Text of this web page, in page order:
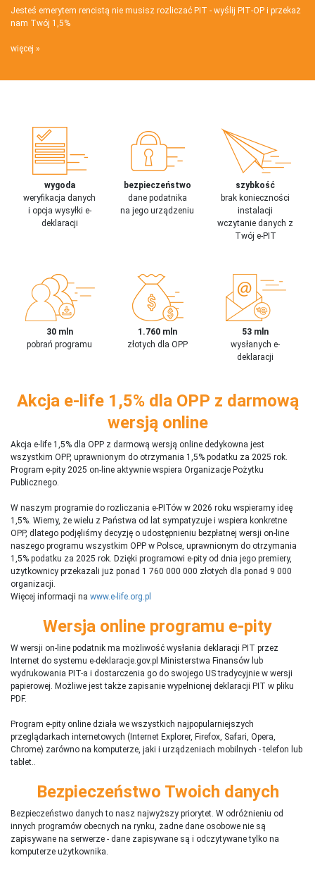
Jesteś emerytem rencistą nie musisz rozliczać PIT - wyślij PIT‑OP i przekaż
nam Twój 1,5%
więcej
wygoda
weryfikacja danych
i opcja wysyłki e-
deklaracji
bezpieczeństwo
dane podatnika
na jego urządzeniu
szybkość
brak konieczności
instalacji
wczytanie danych z
Twój e-PIT
30 mln
pobrań programu
1.760 mln
złotych dla OPP
53 mln
wysłanych e-
deklaracji
Akcja e-life 1,5% dla OPP z darmową
wersją online
Akcja e-life 1,5% dla OPP z darmową wersją online dedykowna jest
wszystkim OPP, uprawnionym do otrzymania 1,5% podatku za 2025 rok.
Program e-pity 2025 on-line aktywnie wspiera Organizacje Pożytku
Publicznego.
W naszym programie do rozliczania e-PITów w 2026 roku wspieramy ideę
1,5%. Wiemy, że wielu z Państwa od lat sympatyzuje i wspiera konkretne
OPP, dlatego podjęliśmy decyzję o udostępnieniu bezpłatnej wersji on-line
naszego programu wszystkim OPP w Polsce, uprawnionym do otrzymania
1,5% podatku za 2025 rok. Dzięki programowi e-pity od dnia jego premiery,
użytkownicy przekazali już ponad 1 760 000 000 złotych dla ponad 9 000
organizacji.
Więcej informacji na www.e-life.org.pl
Wersja online programu e-pity
W wersji on-line podatnik ma możliwość wysłania deklaracji PIT przez
Internet do systemu e-deklaracje.gov.pl Ministerstwa Finansów lub
wydrukowania PIT-a i dostarczenia go do swojego US tradycyjnie w wersji
papierowej. Możliwe jest także zapisanie wypełnionej deklaracji PIT w pliku
PDF.
Program e-pity online działa we wszystkich najpopularniejszych
przeglądarkach internetowych (Internet Explorer, Firefox, Safari, Opera,
Chrome) zarówno na komputerze, jaki i urządzeniach mobilnych - telefon lub
tablet..
Bezpieczeństwo Twoich danych
Bezpieczeństwo danych to nasz najwyższy priorytet. W odróżnieniu od
innych programów obecnych na rynku, żadne dane osobowe nie są
zapisywane na serwerze - dane zapisywane są i odczytywane tylko na
komputerze użytkownika.